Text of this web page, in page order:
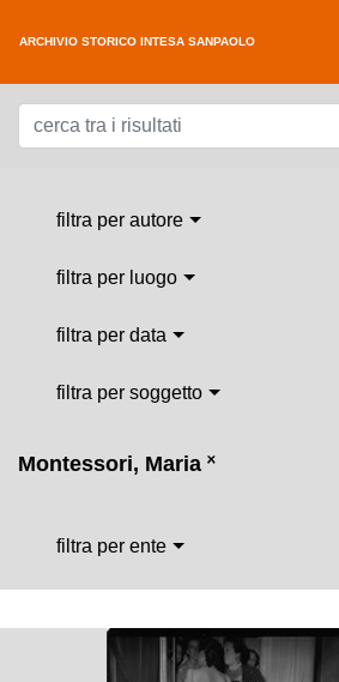
ARCHIVIO STORICO INTESA SANPAOLO
filtra per autore
filtra per luogo
filtra per data
filtra per soggetto
Montessori, Maria ˟
filtra per ente